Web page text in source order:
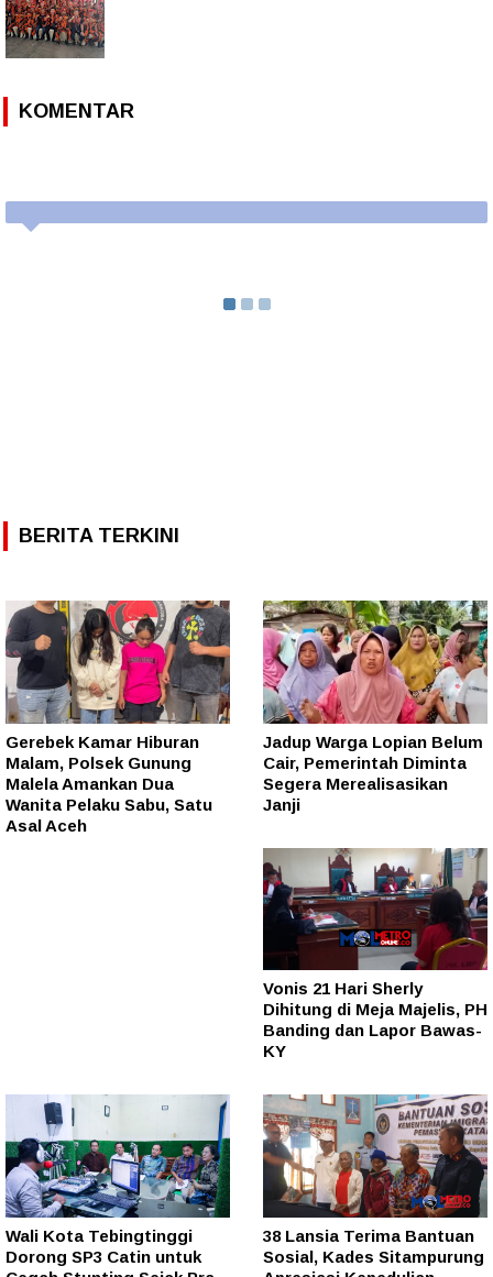
KOMENTAR
BERITA TERKINI
Gerebek Kamar Hiburan
Malam, Polsek Gunung
Malela Amankan Dua
Wanita Pelaku Sabu, Satu
Asal Aceh
Jadup Warga Lopian Belum
Cair, Pemerintah Diminta
Segera Merealisasikan
Janji
Vonis 21 Hari Sherly
Dihitung di Meja Majelis, PH
Banding dan Lapor Bawas-
KY
Wali Kota Tebingtinggi
Dorong SP3 Catin untuk
38 Lansia Terima Bantuan
Sosial, Kades Sitampurung